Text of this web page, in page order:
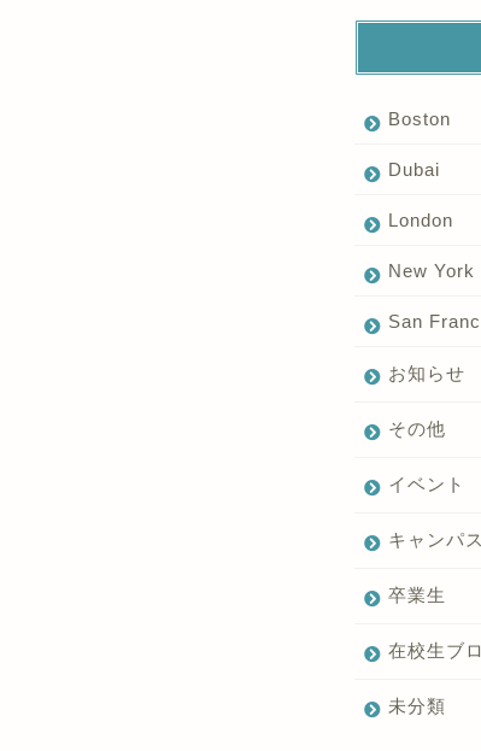
Boston
Dubai
London
New York
San
お知らせ
その他
イベント
キャンパス
卒業生
在校生ブ
未分類